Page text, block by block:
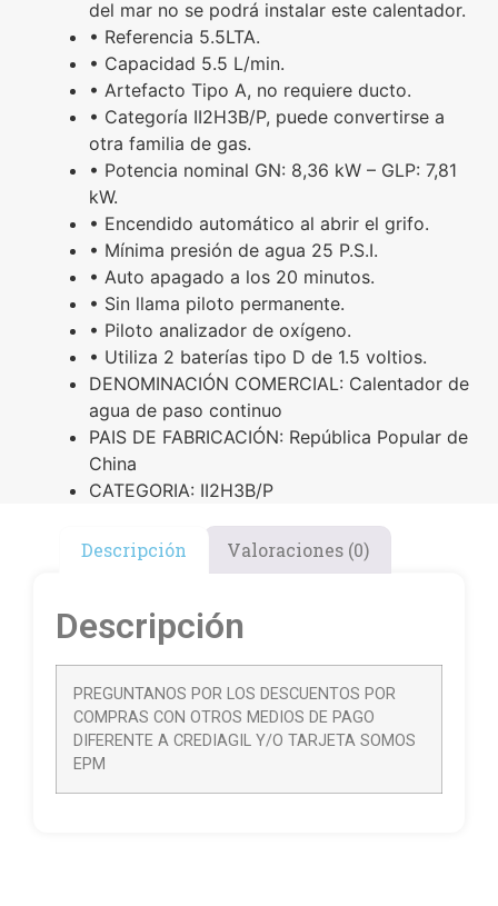
del mar no se podrá instalar este calentador.
• Referencia 5.5LTA.
• Capacidad 5.5 L/min.
• Artefacto Tipo A, no requiere ducto.
• Categoría II2H3B/P, puede convertirse a
otra familia de gas.
• Potencia nominal GN: 8,36 kW – GLP: 7,81
kW.
• Encendido automático al abrir el grifo.
• Mínima presión de agua 25 P.S.I.
• Auto apagado a los 20 minutos.
• Sin llama piloto permanente.
• Piloto analizador de oxígeno.
• Utiliza 2 baterías tipo D de 1.5 voltios.
DENOMINACIÓN COMERCIAL: Calentador de
agua de paso continuo
PAIS DE FABRICACIÓN: República Popular de
China
CATEGORIA: II2H3B/P
Descripción Valoraciones (0)
Descripción
PREGUNTANOS POR LOS DESCUENTOS POR
COMPRAS CON OTROS MEDIOS DE PAGO
DIFERENTE A CREDIAGIL Y/O TARJETA SOMOS
EPM